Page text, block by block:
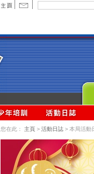
您在此： 主頁 > 活動日誌 > 本局活動